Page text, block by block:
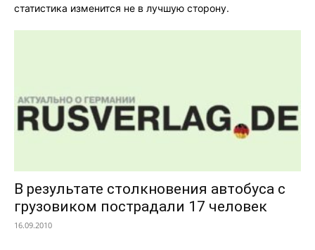
статистика изменится не в лучшую сторону.
В результате столкновения автобуса с
грузовиком пострадали 17 человек
16.09.2010